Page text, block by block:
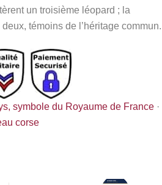
un troisième léopard ; la
témoins de l’héritage commun.
symbole du Royaume de France ·
corse